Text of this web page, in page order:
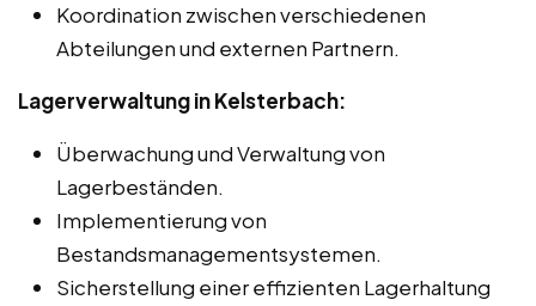
Koordination zwischen verschiedenen
Abteilungen und externen Partnern.
Lagerverwaltung in Kelsterbach:
Überwachung und Verwaltung von
Lagerbeständen.
Implementierung von
Bestandsmanagementsystemen.
Sicherstellung einer effizienten Lagerhaltung